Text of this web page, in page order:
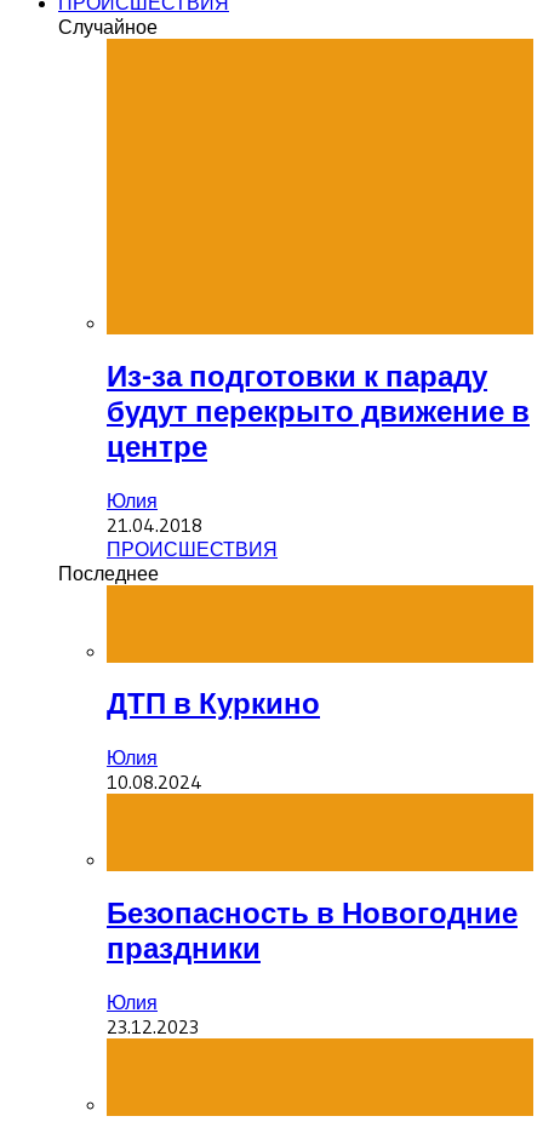
Случайное
Из-за подготовки к параду
будут перекрыто движение в
центре
Юлия
21.04.2018
ПРОИСШЕСТВИЯ
Последнее
ДТП в Куркино
Юлия
10.08.2024
Безопасность в Новогодние
праздники
Юлия
23.12.2023